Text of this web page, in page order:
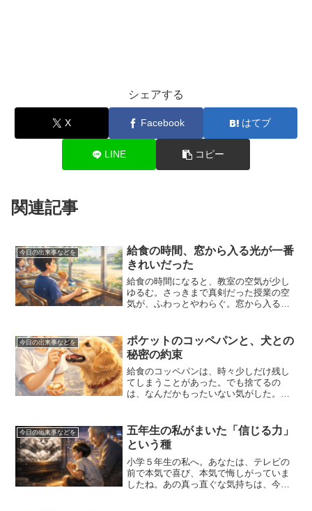
シェアする
X Facebook はてブ
LINE コピー
関連記事
今日の出来事などを
給食の時間、窓から入る光が一番
きれいだった
給食の時間になると、教室の空気が少し
ゆるむ。さっきまで真剣だった授業の空
気が、ふわっとやわらぐ。窓から入る光
だった。今振り返ると、給食の時間はた
だ食べる時間ではなかった...
今日の出来事などを
ポケットのコッペパンと、犬との
秘密の約束
給食のコッペパンは、時々少しだけ残し
てしまうことがあった。でも捨てるの
は、なんだかもったいない気がした。家
るようだった。残ったパンをポケットに
入れて持ち帰る。家の近くの...
今日の出来事などを
五年生の私がまいた「信じる力」
という種
小学５年生の私へ。あなたは、テレビの
前で本気で喜び、本気で悔しがっていま
したね。あの真っ直ぐな気持ちは、今の